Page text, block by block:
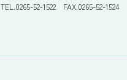
TEL.0265-52-1522 FAX.0265-52-1524